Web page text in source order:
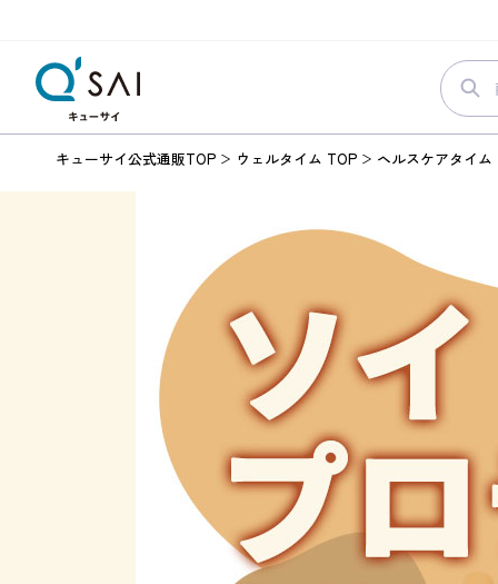
キューサイ公式通販TOP ウェルタイム TOP ヘルスケアタイム